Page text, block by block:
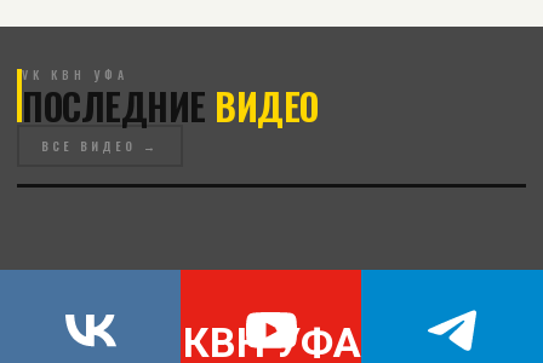
КВН УФА
VK КВН УФА
ПОСЛЕДНИЕ ВИДЕО
ВСЕ ВИДЕО →